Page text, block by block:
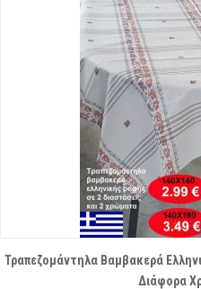
Τραπεζομάντηλα Βαμβακερά
Διάφορα